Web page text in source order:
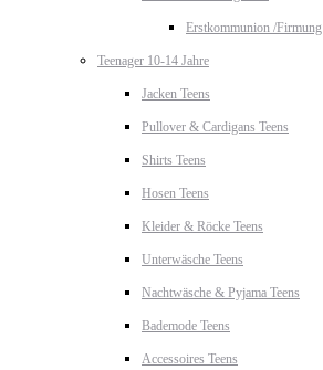
Erstkommunion /Firmung
Teenager 10-14 Jahre
Jacken Teens
Pullover & Cardigans Teens
Shirts Teens
Hosen Teens
Kleider & Röcke Teens
Unterwäsche Teens
Nachtwäsche & Pyjama Teens
Bademode Teens
Accessoires Teens